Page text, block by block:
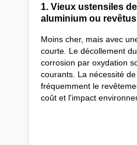
1. Vieux ustensiles
aluminium ou revêtus
Moins cher, mais avec
courte. Le décollement
corrosion par oxydation
courants. La nécessité
fréquemment le
coût et l'impact